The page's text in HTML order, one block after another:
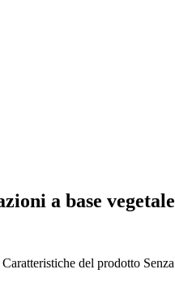
a base vegetale
Caratteristiche del prodotto Senza